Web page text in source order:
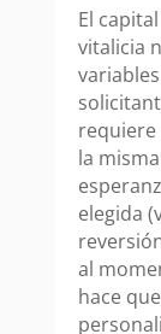
El
vitalicia
la
elegida
al
hace